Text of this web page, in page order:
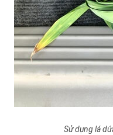
Sử dụng lá